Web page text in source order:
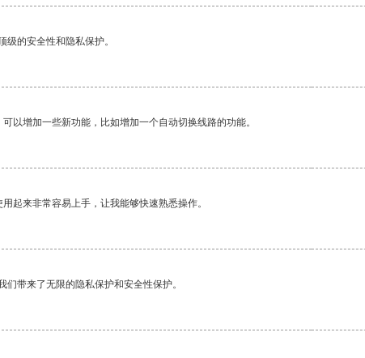
的安全性和隐私保护。
以增加一些新功能，比如增加一个自动切换线路的功能。
起来非常容易上手，让我能够快速熟悉操作。
带来了无限的隐私保护和安全性保护。